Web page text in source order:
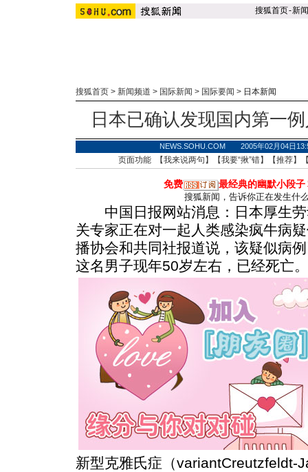
搜狐首页-新闻
搜狐首页 > 新闻频道 > 国际新闻 > 国际要闻 > 日本新闻
日本已确认发现国内第一
NEWS.SOHU.COM 2005年02月04日
页面功能 【我来说两句 】【我要“揪”错】【推荐】
免费 最经典的幽默小段子
搜狐新闻，告诉你正在发生什
中国日报网站消息：日本厚生劳
关专家正在对一起人类感染疯牛病
播协会和共同社报道说，该疑似病
这名男子现年50岁左右，已经死亡。
新型克雅氏症（variantCreutzfeldt-